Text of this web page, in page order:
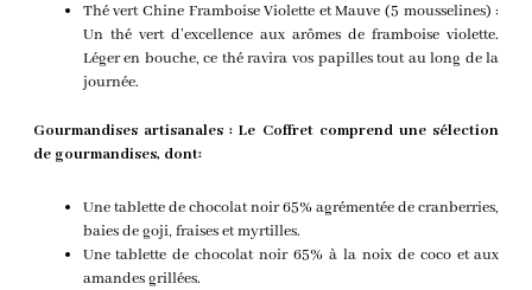
Thé vert Chine Framboise Violette et Mauve (5 mousselines) :
Un thé vert d’excellence aux arômes de framboise violette.
Léger en bouche, ce thé ravira vos papilles tout au long de la
journée.
Gourmandises artisanales : Le Coffret comprend une sélection
de gourmandises, dont:
Une tablette de chocolat noir 65% agrémentée de cranberries,
baies de goji, fraises et myrtilles.
Une tablette de chocolat noir 65% à la noix de coco et aux
amandes grillées.